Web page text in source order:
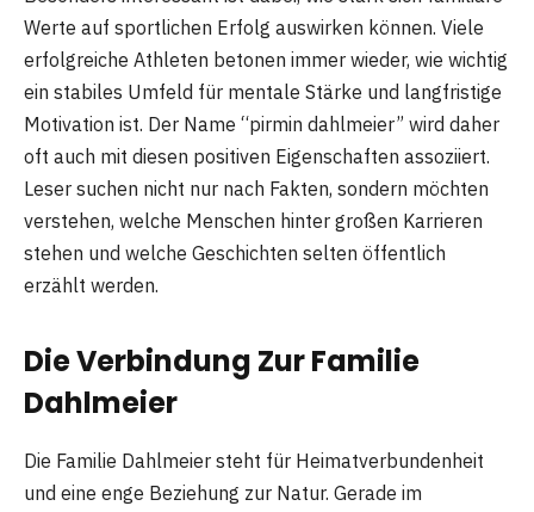
Werte auf sportlichen Erfolg auswirken können. Viele
erfolgreiche Athleten betonen immer wieder, wie wichtig
ein stabiles Umfeld für mentale Stärke und langfristige
Motivation ist. Der Name “pirmin dahlmeier” wird daher
oft auch mit diesen positiven Eigenschaften assoziiert.
Leser suchen nicht nur nach Fakten, sondern möchten
verstehen, welche Menschen hinter großen Karrieren
stehen und welche Geschichten selten öffentlich
erzählt werden.
Die Verbindung Zur Familie
Dahlmeier
Die Familie Dahlmeier steht für Heimatverbundenheit
und eine enge Beziehung zur Natur. Gerade im